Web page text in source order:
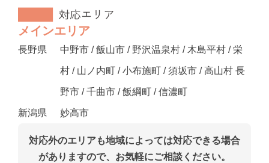
メインエリア
長野県 中野市 / 飯山市 / 野沢温泉村 / 木島平村 / 栄
村 / 山ノ内町 / 小布施町 / 須坂市 / 高山村 長
野市 / 千曲市 / 飯綱町 / 信濃町
新潟県 妙高市
対応外のエリアも地域によっては対応できる場合
がありますので、お気軽にご相談ください。